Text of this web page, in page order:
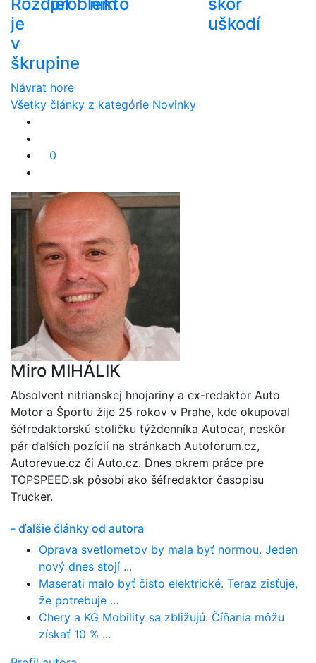
je
v
škrupine
uškodí
Návrat hore
Všetky články z kategórie Novinky
0
Miro MIHÁLIK
Absolvent nitrianskej hnojariny a ex-redaktor Auto
Motor a Športu žije 25 rokov v Prahe, kde okupoval
šéfredaktorskú stoličku týždenníka Autocar, neskôr
pár ďalších pozícií na stránkach Autoforum.cz,
Autorevue.cz či Auto.cz. Dnes okrem práce pre
TOPSPEED.sk pôsobí ako šéfredaktor časopisu
Trucker.
- ďalšie články od autora
Oprava svetlometov by mala byť normou. Jeden
nový dnes stojí ...
Maserati malo byť čisto elektrické. Teraz zisťuje,
že potrebuje ...
Chery a KG Mobility sa zbližujú. Číňania môžu
získať 10 % ...